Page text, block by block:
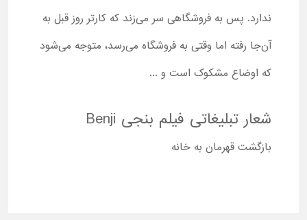
ندارد. پس به فروشگاهی سر می‌زند که کارتر روز قبل به
آن‌جا رفته اما وقتی به فروشگاه می‌رسد، متوجه می‌شود
که اوضاع مشکوک است و ...
شعار تبلیغاتی فیلم بنجی Benji
بازگشت قهرمان به خانه